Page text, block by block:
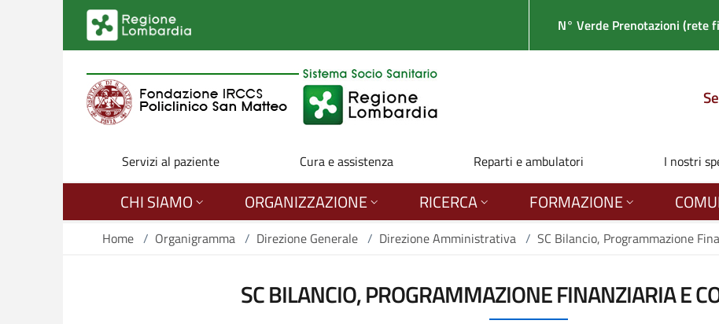
Salta al contenuto principale
N° Verde Prenotazioni (rete
Servizi al paziente Cura e assistenza Reparti e ambulatori I nostri
CHI SIAMO ORGANIZZAZIONE RICERCA FORMAZIONE
Home / Organigramma / Direzione Generale / Direzione Amministrativa / SC Bilancio, Programmazione
SC BILANCIO, PROGRAMMAZIONE FINANZIARIA E